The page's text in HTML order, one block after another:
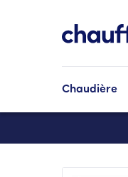
Chaudière